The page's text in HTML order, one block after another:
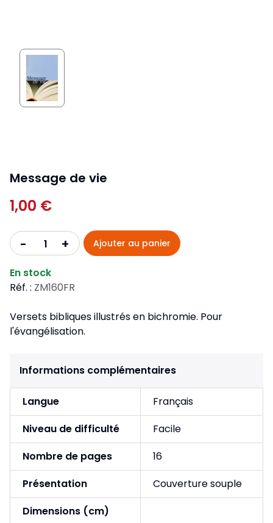
Message de vie
1,00 €
- + Ajouter au panier
En stock
Réf. : ZM160FR
Versets bibliques illustrés en bichromie. Pour
l'évangélisation.
Informations complémentaires
Langue
Français
Niveau de difficulté
Facile
Nombre de pages
16
Présentation
Couverture souple
Dimensions (cm)